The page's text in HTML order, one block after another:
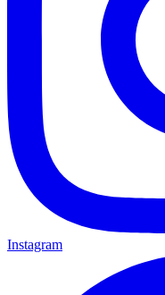
Instagram